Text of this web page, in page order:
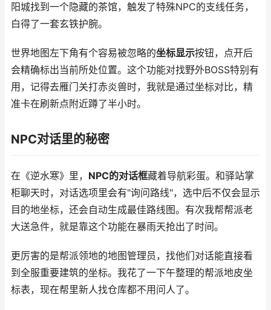
阳城找到一个隐藏的茶馆，触发了特殊NPC的支线任务，
白得了一套玄铁护腕。
世界地图左下角有个容易被忽略的坐标显示按钮，点开后
会精确标出当前所处位置。这个功能对找野外BOSS特别有
用，记得去雁门关打赤炎兽时，我就是通过坐标对比，精
准卡在刷新点附近蹲了半小时。
NPC对话里的秘密
在《逆水寒》里， NPC的对话框藏着导航彩蛋。和驿站掌
柜聊天时，对话选项里会有"询问路线"，选中后不仅会显示
目的地坐标，还会自动生成最佳路线图。有次我帮帮派老
大送急件，就是靠这个功能在暴雨天抢出了时间。
更厉害的是帮派领地的地图管理员，找他们对话能直接看
到全服重要建筑的坐标。我花了一下午整理的帮派地皮坐
标表，现在帮里新人找仓库都不用问人了。